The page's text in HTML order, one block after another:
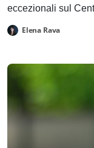
eccezionali sul
Elena Rava